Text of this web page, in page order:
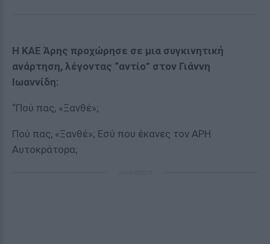
Η ΚΑΕ Άρης προχώρησε σε μια συγκινητική
ανάρτηση, λέγοντας “αντίο” στον Γιάννη
Ιωαννίδη:
“Πού πας, «Ξανθέ»;
Πού πας, «Ξανθέ»; Εσύ που έκανες τον ΑΡΗ
Αυτοκράτορα;